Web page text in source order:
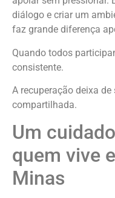
diálogo e criar um
faz grande diferença
Quando todos
consistente.
A recuperação deixa
compartilhada.
Um
quem vive
Minas